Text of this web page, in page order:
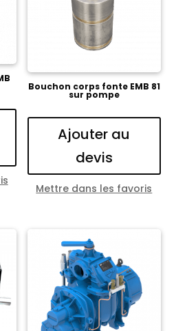
Bouchon corps fonte EMB 81
sur pompe
Ajouter au
devis
Mettre dans les favoris